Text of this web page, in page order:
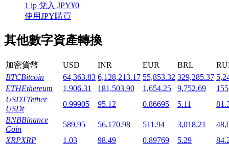
機槍池
一鍵質押鎖定高收益
1 ip 兌入 JPY¥0
使用JPY購買
其他數字資產轉換
加密貨幣 USD INR EUR BRL
BTCBitcoin 64,363.83 6,128,213.17 55,853.32 329,285.37
ETHEthereum 1,906.31 181,503.90 1,654.25 9,752.69
USDTTether
USDt
0.99905 95.12 0.86695 5.11
BNBBinance
Coin
589.95 56,170.98 511.94 3,018.21
XRPXRP 1.03 98.49 0.89769 5.29